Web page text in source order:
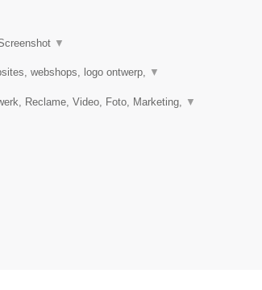
▼
webshops, logo ontwerp, ▼
Reclame, Video, Foto, Marketing, ▼